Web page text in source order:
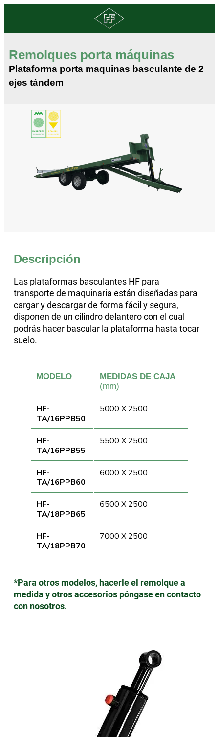
Remolques porta máquinas
Plataforma porta maquinas basculante de 2
ejes tándem
Descripción
Las plataformas basculantes HF para
transporte de maquinaria están diseñadas para
cargar y descargar de forma fácil y segura,
disponen de un cilindro delantero con el cual
podrás hacer bascular la plataforma hasta tocar
suelo.
MODELO
MEDIDAS DE CAJA
(mm)
HF-
TA/16PPB50
5000 X 2500
HF-
TA/16PPB55
5500 X 2500
HF-
TA/16PPB60
6000 X 2500
HF-
TA/18PPB65
6500 X 2500
HF-
TA/18PPB70
7000 X 2500
*Para otros modelos, hacerle el remolque a
medida y otros accesorios póngase en contacto
con nosotros.